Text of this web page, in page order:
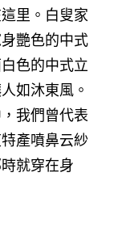
里。白叟家
艷色的中式
色的中式立
如沐東風。
我們曾代表
產噴鼻云紗
就穿在身